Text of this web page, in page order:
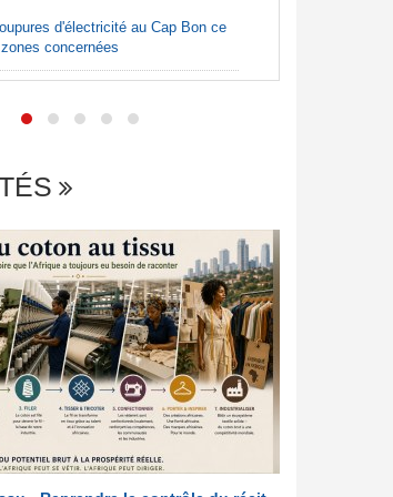
d'électricité au Cap Bon ce
concernées